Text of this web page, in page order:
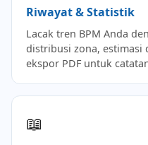
Riwayat & Statistik
Lacak tren BPM Anda
distribusi zona, estimasi
ekspor PDF untuk
📖